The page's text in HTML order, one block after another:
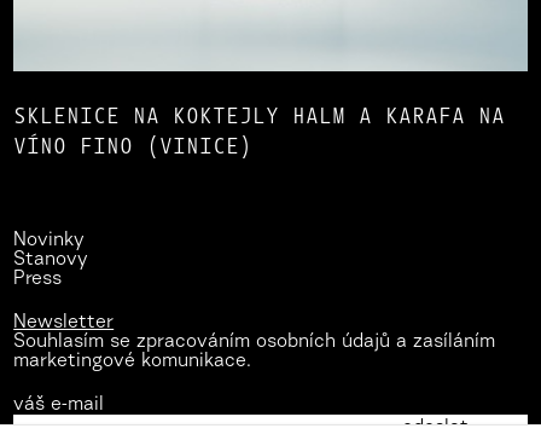
SKLENICE NA KOKTEJLY HALM A KARAFA NA
VÍNO FINO (VINICE)
Novinky
Stanovy
Press
Newsletter
Souhlasím se zpracováním osobních údajů a zasíláním
marketingové komunikace.
váš e-mail